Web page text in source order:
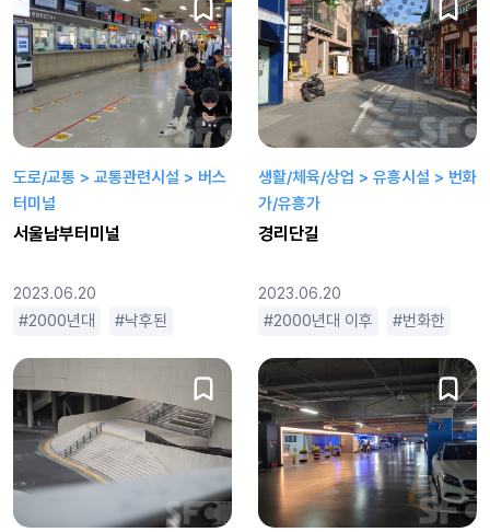
도로/교통 > 교통관련시설 > 버스
터미널
서울남부터미널
2023.06.20
2000년대 낙후된 좁은
생활/체육/상업 > 유흥시설 > 번화
가/유흥가
경리단길
2023.06.20
2000년대 이후 번화한